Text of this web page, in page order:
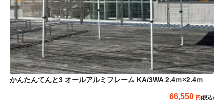
かんたんてんと3 オールアルミフレーム KA/3WA 2.4ｍ×2.4ｍ
66,550 (税込)